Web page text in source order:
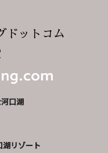
ドットコム
口湖
湖リゾート